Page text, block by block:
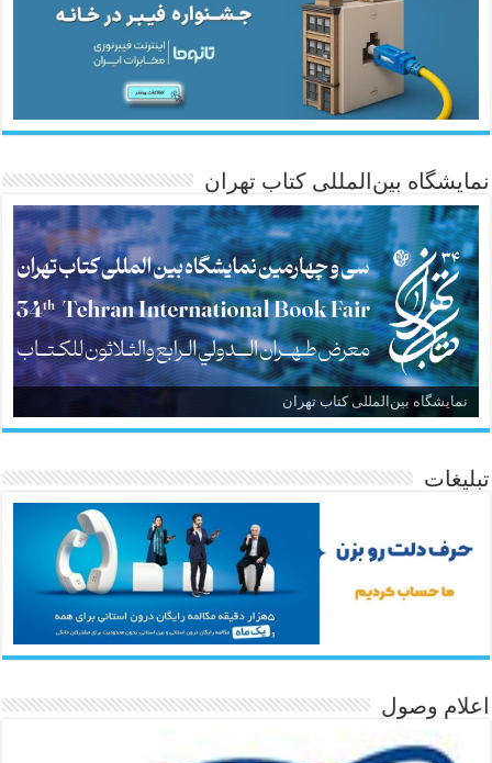
نمایشگاه بین‌المللی کتاب تهران
نمایشگاه بین‌المللی کتاب تهران
تبلیغات
اعلام وصول